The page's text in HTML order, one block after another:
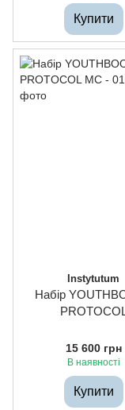
Купити
Instytutum
Набір
15 600 грн
В наявності
Купити